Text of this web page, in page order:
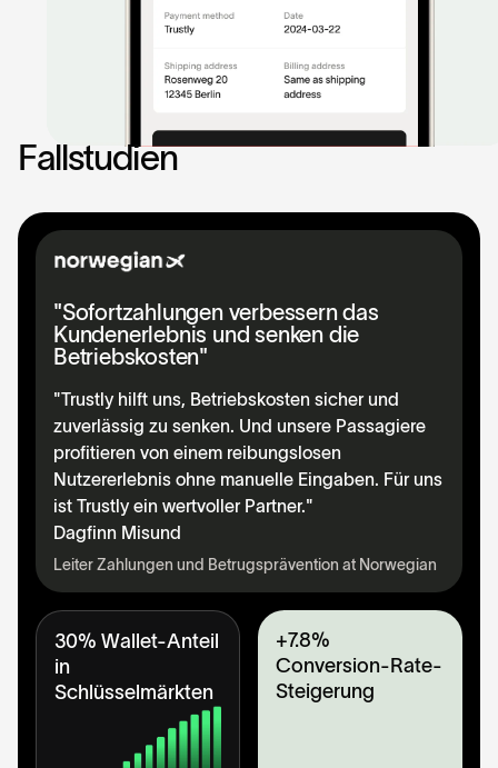
Fallstudien
"Sofortzahlungen verbessern das
Kundenerlebnis und senken die
Betriebskosten"
"Trustly hilft uns, Betriebskosten sicher und
zuverlässig zu senken. Und unsere Passagiere
profitieren von einem reibungslosen
Nutzererlebnis ohne manuelle Eingaben. Für uns
ist Trustly ein wertvoller Partner."
Dagfinn Misund
Leiter Zahlungen und Betrugsprävention at Norwegian
30% Wallet-Anteil
in
Schlüsselmärkten
+7.8%
Conversion-Rate-
Steigerung